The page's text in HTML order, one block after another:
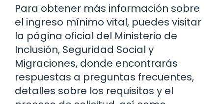
Para obtener más información sobre
el ingreso mínimo vital, puedes visitar
la página oficial del Ministerio de
Inclusión, Seguridad Social y
Migraciones, donde encontrarás
respuestas a preguntas frecuentes,
detalles sobre los requisitos y el